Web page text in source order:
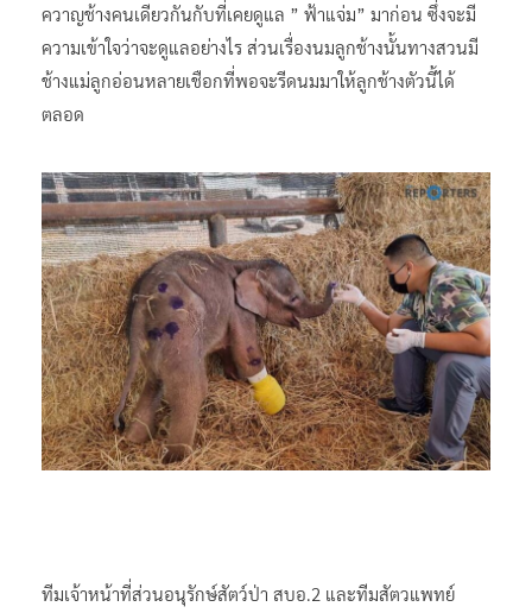
ควาญช้างคนเดียวกันกับที่เคยดูแล ” ฟ้าแจ่ม” มาก่อน ซึ่งจะมี
ความเข้าใจว่าจะดูแลอย่างไร ส่วนเรื่องนมลูกช้างนั้นทางสวนมี
ช้างแม่ลูกอ่อนหลายเชือกที่พอจะรีดนมมาให้ลูกช้างตัวนี้ได้
ตลอด
ทีมเจ้าหน้าที่ส่วนอนุรักษ์สัตว์ป่า สบอ.2 และทีมสัตวแพทย์